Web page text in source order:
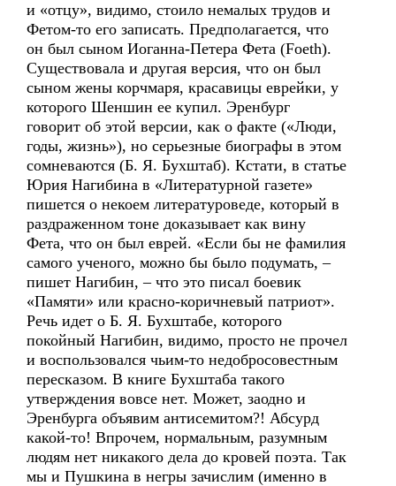
и «отцу», видимо, стоило немалых трудов и
Фетом-то его записать. Предполагается, что
он был сыном Иоганна-Петера Фета (Foeth).
Существовала и другая версия, что он был
сыном жены корчмаря, красавицы еврейки, у
которого Шеншин ее купил. Эренбург
говорит об этой версии, как о факте («Люди,
годы, жизнь»), но серьезные биографы в этом
сомневаются (Б. Я. Бухштаб). Кстати, в статье
Юрия Нагибина в «Литературной газете»
пишется о некоем литературоведе, который в
раздраженном тоне доказывает как вину
Фета, что он был еврей. «Если бы не фамилия
самого ученого, можно бы было подумать, –
пишет Нагибин, – что это писал боевик
«Памяти» или красно-коричневый патриот».
Речь идет о Б. Я. Бухштабе, которого
покойный Нагибин, видимо, просто не прочел
и воспользовался чьим-то недобросовестным
пересказом. В книге Бухштаба такого
утверждения вовсе нет. Может, заодно и
Эренбурга объявим антисемитом?! Абсурд
какой-то! Впрочем, нормальным, разумным
людям нет никакого дела до кровей поэта. Так
мы и Пушкина в негры зачислим (именно в